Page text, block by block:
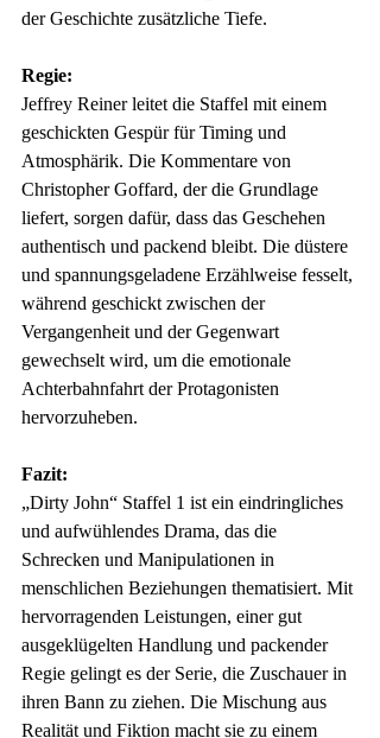
der Geschichte zusätzliche Tiefe.
Regie:
Jeffrey Reiner leitet die Staffel mit einem
geschickten Gespür für Timing und
Atmosphärik. Die Kommentare von
Christopher Goffard, der die Grundlage
liefert, sorgen dafür, dass das Geschehen
authentisch und packend bleibt. Die düstere
und spannungsgeladene Erzählweise fesselt,
während geschickt zwischen der
Vergangenheit und der Gegenwart
gewechselt wird, um die emotionale
Achterbahnfahrt der Protagonisten
hervorzuheben.
Fazit:
„Dirty John“ Staffel 1 ist ein eindringliches
und aufwühlendes Drama, das die
Schrecken und Manipulationen in
menschlichen Beziehungen thematisiert. Mit
hervorragenden Leistungen, einer gut
ausgeklügelten Handlung und packender
Regie gelingt es der Serie, die Zuschauer in
ihren Bann zu ziehen. Die Mischung aus
Realität und Fiktion macht sie zu einem